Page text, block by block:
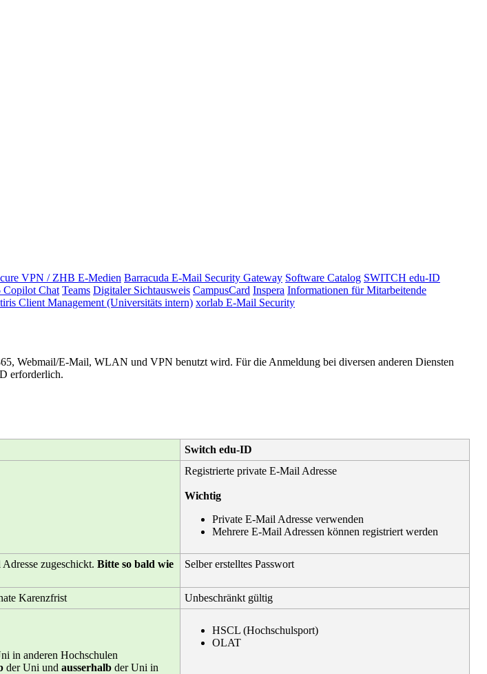
VPN / ZHB E-Medien Barracuda E-Mail Security Gateway Software Catalog SWITCH edu-ID
Copilot Chat Teams Digitaler Sichtausweis CampusCard Inspera Informationen für Mitarbeitende
Client Management (Universitäts intern) xorlab E-Mail Security
Webmail/E-Mail, WLAN und VPN benutzt wird. Für die Anmeldung bei diversen anderen Diensten
erforderlich.
Switch edu-ID
Registrierte private E-Mail Adresse
Wichtig
Private E-Mail Adresse verwenden
Mehrere E-Mail Adressen können registriert werden
zugeschickt.Bitte so bald wie
Selber erstelltes Passwort
Karenzfrist
Unbeschränkt gültig
in anderen Hochschulen
der Uni undausserhalb der Uni in
HSCL (Hochschulsport)
OLAT